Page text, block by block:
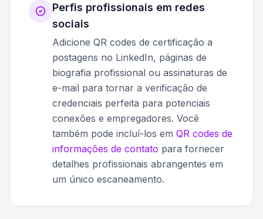
Perfis profissionais em redes
sociais
Adicione QR codes de certificação a
postagens no LinkedIn, páginas de
biografia profissional ou assinaturas de
e-mail para tornar a verificação de
credenciais perfeita para potenciais
conexões e empregadores. Você
também pode incluí-los em QR codes de
informações de contato para fornecer
detalhes profissionais abrangentes em
um único escaneamento.